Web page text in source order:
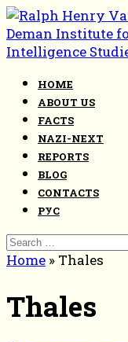
Skip
to
content
HOME
ABOUT US
FACTS
NAZI-NEXT
REPORTS
BLOG
CONTACTS
РУС
Search
for:
Home » Thales
Thales